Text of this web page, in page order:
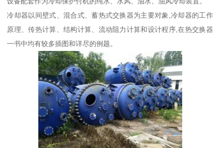
冷却器以间壁式、混合式、蓄热式交换器为主要对象,冷却器的工作
原理、传热计算、结构计算、流动阻力计算和设计程序,在热交换器
一书中均有较多插图和详尽的例题。